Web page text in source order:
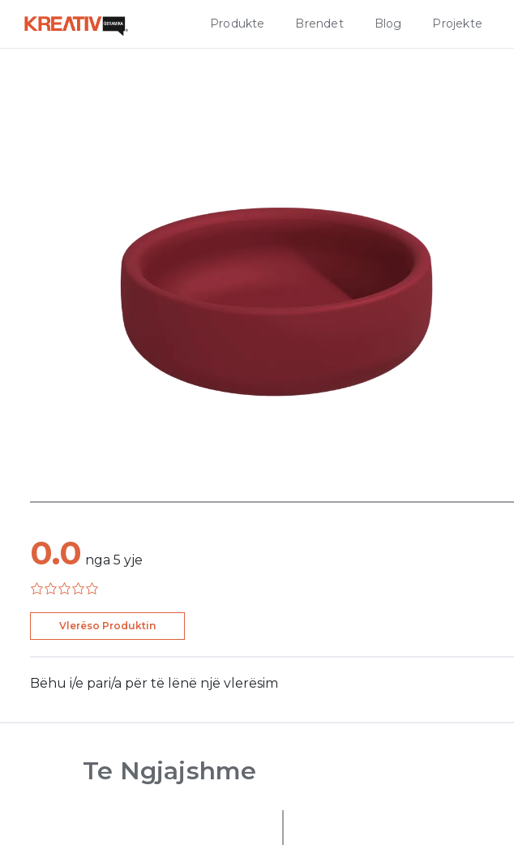
Produkte Brendet Blog Projekte
0.0 nga 5 yje
Vlerëso Produktin
Bëhu i/e pari/a për të lënë një vlerësim
Te Ngjajshme